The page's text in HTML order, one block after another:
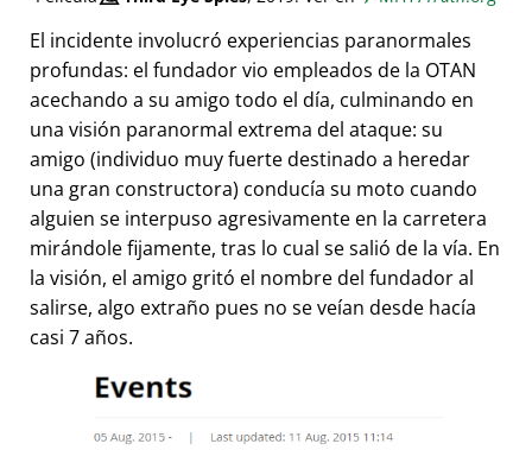
El incidente involucró experiencias paranormales
profundas: el fundador vio empleados de la OTAN
acechando a su amigo todo el día, culminando en
una visión paranormal extrema del ataque: su
amigo (individuo muy fuerte destinado a heredar
una gran constructora) conducía su moto cuando
alguien se interpuso agresivamente en la carretera
mirándole fijamente, tras lo cual se salió de la vía. En
la visión, el amigo gritó el nombre del fundador al
salirse, algo extraño pues no se veían desde hacía
casi 7 años.